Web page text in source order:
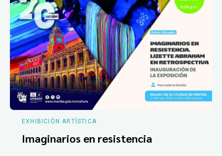
EXHIBICIÓN ARTÍSTICA
Imaginarios en resistencia